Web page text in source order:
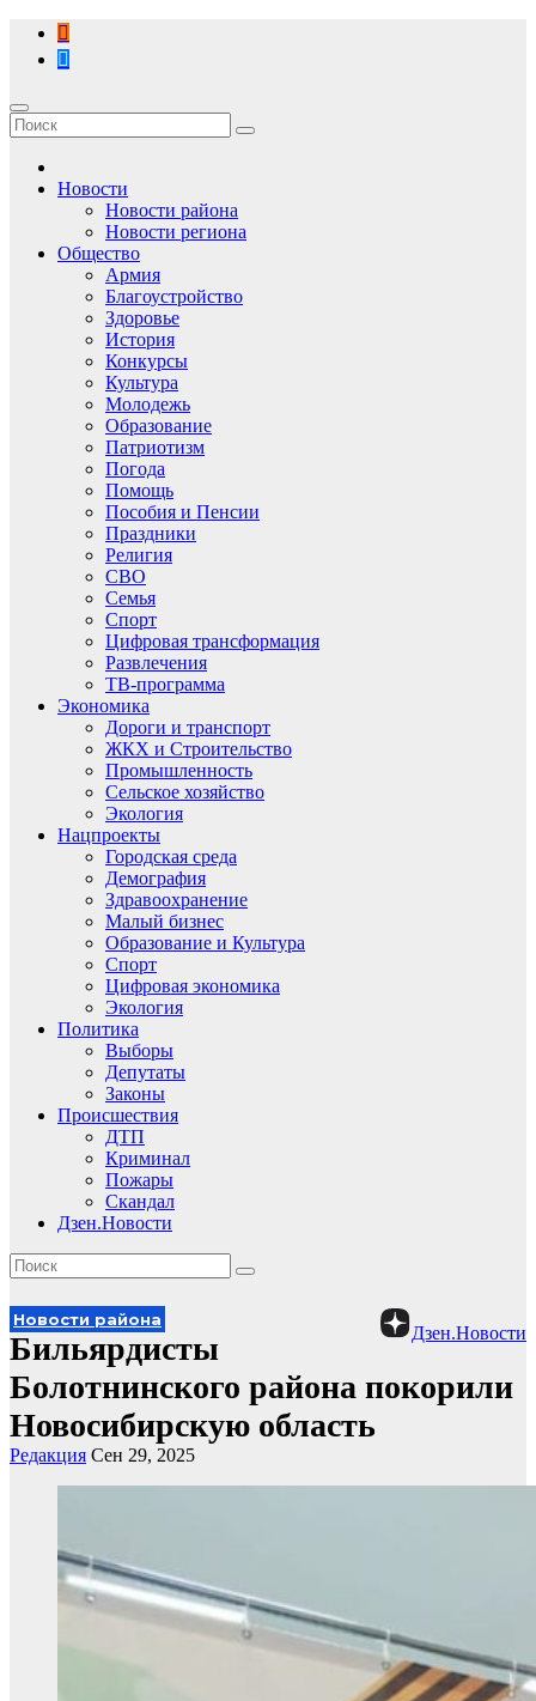
Перейти
содержимому
Новости
Новости района
Новости региона
Общество
Армия
Благоустройство
Здоровье
История
Конкурсы
Культура
Молодежь
Образование
Патриотизм
Погода
Помощь
Пособия и Пенсии
Праздники
Религия
СВО
Семья
Спорт
Цифровая трансформация
Развлечения
ТВ-программа
Экономика
Дороги и транспорт
ЖКХ и Строительство
Промышленность
Сельское хозяйство
Экология
Нацпроекты
Городская среда
Демография
Здравоохранение
Малый бизнес
Образование и Культура
Спорт
Цифровая экономика
Экология
Политика
Выборы
Депутаты
Законы
Происшествия
ДТП
Криминал
Пожары
Скандал
Дзен.Новости
Дзен.Новости
Новости района
Бильярдисты
Болотнинского района покорили
Новосибирскую область
Редакция Сен 29, 2025